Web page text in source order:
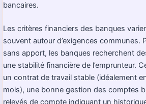
bancaires.
Les critères financiers des banques
souvent autour d’exigences communes.
sans apport, les banques recherchent
une stabilité financière de l’emprunteur.
un contrat de travail stable (idéalement
mois), une bonne gestion des comptes
relevés de compte indiquant un